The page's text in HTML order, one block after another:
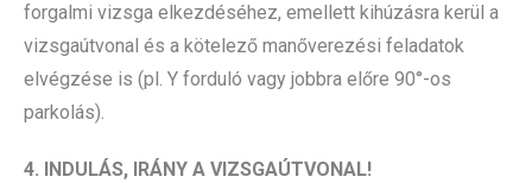
forgalmi vizsga elkezdéséhez, emellett kihúzásra kerül a
vizsgaútvonal és a kötelező manőverezési feladatok
elvégzése is (pl. Y forduló vagy jobbra előre 90°-os
parkolás).
4. INDULÁS, IRÁNY A VIZSGAÚTVONAL!